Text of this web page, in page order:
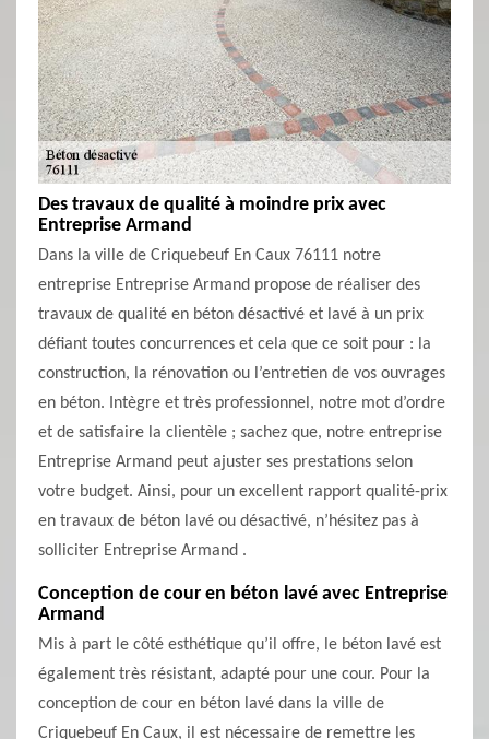
Des travaux de qualité à moindre prix avec
Entreprise Armand
Dans la ville de Criquebeuf En Caux 76111 notre
entreprise Entreprise Armand propose de réaliser des
travaux de qualité en béton désactivé et lavé à un prix
défiant toutes concurrences et cela que ce soit pour : la
construction, la rénovation ou l’entretien de vos ouvrages
en béton. Intègre et très professionnel, notre mot d’ordre
et de satisfaire la clientèle ; sachez que, notre entreprise
Entreprise Armand peut ajuster ses prestations selon
votre budget. Ainsi, pour un excellent rapport qualité-prix
en travaux de béton lavé ou désactivé, n’hésitez pas à
solliciter Entreprise Armand .
Conception de cour en béton lavé avec Entreprise
Armand
Mis à part le côté esthétique qu’il offre, le béton lavé est
également très résistant, adapté pour une cour. Pour la
conception de cour en béton lavé dans la ville de
Criquebeuf En Caux, il est nécessaire de remettre les